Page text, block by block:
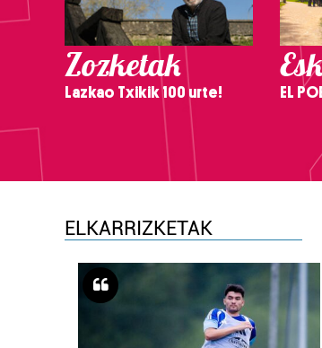
Zozketak
Lazkao Txikik 100 urte! EL
ELKARRIZKETAK